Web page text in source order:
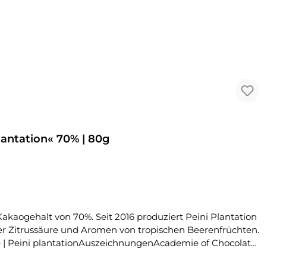
70% | 80g
Zitrussäure und Aromen von tropischen Beerenfrüchten.